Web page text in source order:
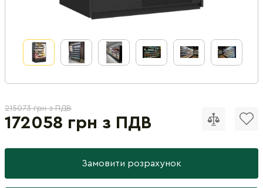
215073 грн з ПДВ
172058 грн з ПДВ
Замовити розрахунок